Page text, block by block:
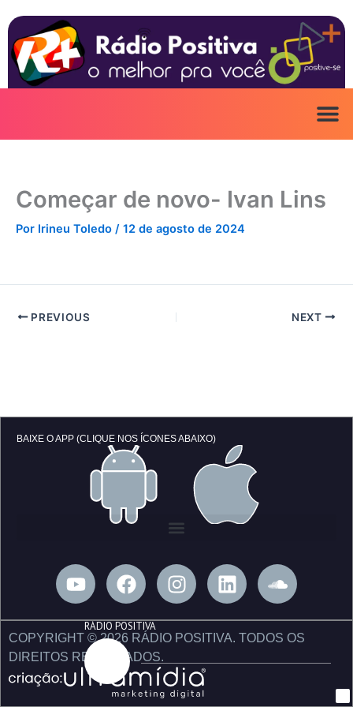
para
conteúdo
Começar de novo- Ivan Lins
Por Irineu Toledo / 12 de agosto de 2024
PREVIOUS NEXT
BAIXE O APP (CLIQUE NOS ÍCONES ABAIXO)
Y
o
t
u
b
e
F
a
e
b
o
o
I
n
t
g
r
L
i
k
d
S
o
n
c
COPYRIGHT © 2026 RÁDIO POSITIVA. TODOS OS
DIREITOS RESERVADOS.
RÁDIO POSITIVA